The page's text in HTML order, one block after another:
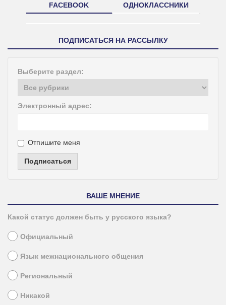
FACEBOOK ОДНОКЛАССНИКИ
ПОДПИСАТЬСЯ НА РАССЫЛКУ
Выберите раздел:
Электронный адрес:
Отпишите меня
Подписаться
ВАШЕ МНЕНИЕ
Какой статус должен быть у русского языка?
Официальный
Язык межнационального общения
Региональный
Никакой